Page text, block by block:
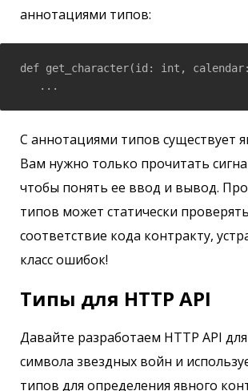
аннотациями типов:
def get_character(id: int,
   ...
С аннотациями типов существует
Вам нужно только прочитать
чтобы понять ее ввод и вывод.
типов может статически проверять
соответствие кода контракту,
класс ошибок!
Типы для HTTP API
Давайте разработаем HTTP API
символа звездных войн и
типов для определения явного